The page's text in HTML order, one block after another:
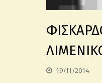
19/11/2014